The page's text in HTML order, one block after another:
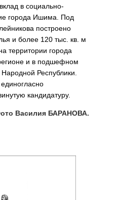
в социально-
города Ишима. Под
построено
и более 120 тыс. кв. м
территории города
и в подшефном
Республики.
кандидатуру.
Василия БАРАНОВА.